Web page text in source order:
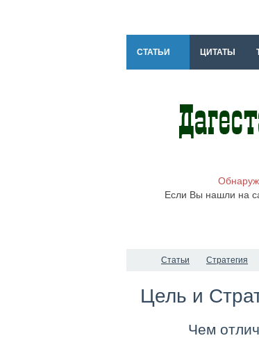
СТАТЬИ ЦИТАТЫ
Если Вы нашли на
Статьи Стратегия
Цель и
Чем